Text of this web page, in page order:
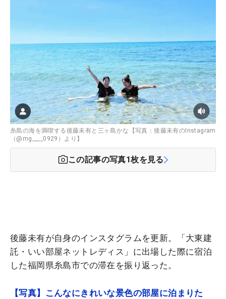
糸島の海を満喫する後藤未有と三ヶ島かな【写真：後藤未有のInstagram
（@mg____0929）より】
この記事の写真1枚を見る
後藤未有が自身のインスタグラムを更新。「大東建
託・いい部屋ネットレディス」に出場した際に宿泊
した福岡県糸島市での滞在を振り返った。
【写真】こんなにきれいな景色の部屋に泊まりた